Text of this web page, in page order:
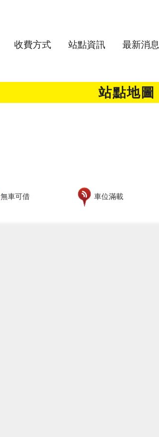
收費方式 站點資訊 最新消息
站點地圖
無車可借 車位滿載